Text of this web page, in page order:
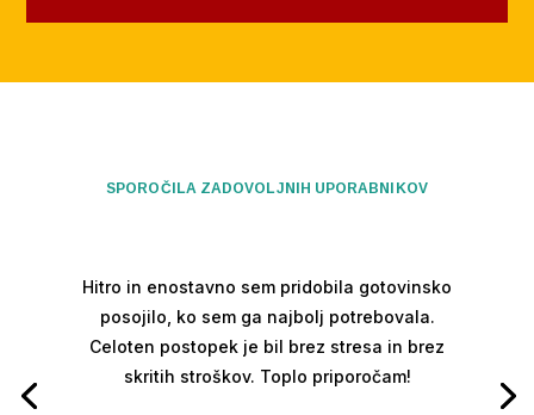
SPOROČILA ZADOVOLJNIH UPORABNIKOV
Hitro in enostavno sem pridobila gotovinsko
posojilo, ko sem ga najbolj potrebovala.
Celoten postopek je bil brez stresa in brez
skritih stroškov. Toplo priporočam!